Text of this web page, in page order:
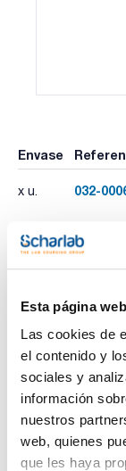
Esta página
Las cookies de
el contenido y
sociales y
información
nuestros
web, quienes
que les haya
Envase
x u. 032-
Características
Longitud aguja
Gauge (diámetro
Modelo : 1BR-
Émbolo de
Aguja de
Jeringas para
instruments/
Ver más